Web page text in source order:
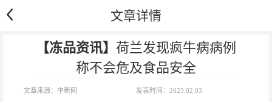
文章详情
【冻品资讯】 荷兰发现疯牛病病例
称不会危及食品安全
文章来源： 中新网 发表时间： 2023.02.03